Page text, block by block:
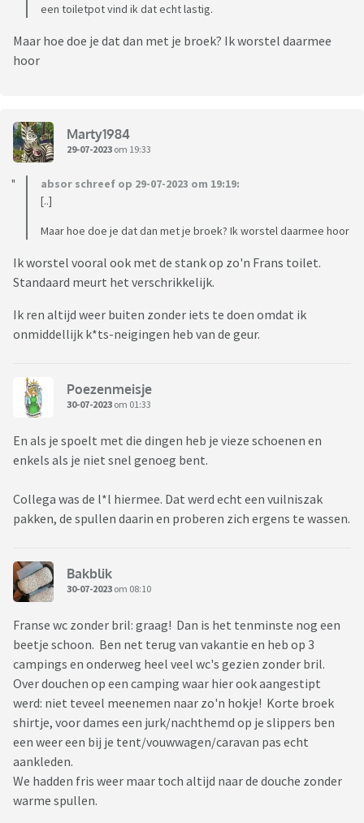
een toiletpot vind ik dat echt lastig.
Maar hoe doe je dat dan met je broek? Ik worstel daarmee
hoor
Marty1984
29-07-2023 om 19:33
absor schreef op 29-07-2023 om 19:19:
[..]
Maar hoe doe je dat dan met je broek? Ik worstel daarmee hoor
Ik worstel vooral ook met de stank op zo'n Frans toilet.
Standaard meurt het verschrikkelijk.
Ik ren altijd weer buiten zonder iets te doen omdat ik
onmiddellijk k*ts-neigingen heb van de geur.
Poezenmeisje
30-07-2023 om 01:33
En als je spoelt met die dingen heb je vieze schoenen en
enkels als je niet snel genoeg bent.
Collega was de l*l hiermee. Dat werd echt een vuilniszak
pakken, de spullen daarin en proberen zich ergens te wassen.
Bakblik
30-07-2023 om 08:10
Franse wc zonder bril: graag! Dan is het tenminste nog een
beetje schoon. Ben net terug van vakantie en heb op 3
campings en onderweg heel veel wc's gezien zonder bril.
Over douchen op een camping waar hier ook aangestipt
werd: niet teveel meenemen naar zo'n hokje! Korte broek
shirtje, voor dames een jurk/nachthemd op je slippers ben
een weer een bij je tent/vouwwagen/caravan pas echt
aankleden.
We hadden fris weer maar toch altijd naar de douche zonder
warme spullen.